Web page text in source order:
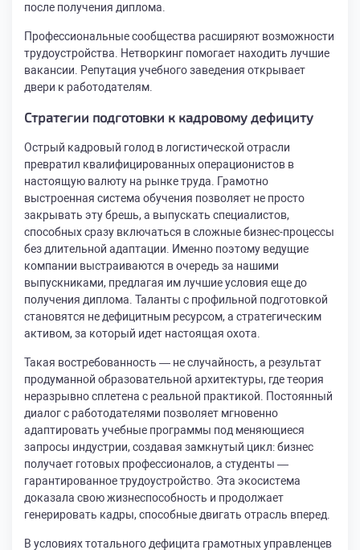
после получения диплома.
Профессиональные сообщества расширяют возможности
трудоустройства. Нетворкинг помогает находить лучшие
вакансии. Репутация учебного заведения открывает
двери к работодателям.
Стратегии подготовки к кадровому дефициту
Острый кадровый голод в логистической отрасли
превратил квалифицированных операционистов в
настоящую валюту на рынке труда. Грамотно
выстроенная система обучения позволяет не просто
закрывать эту брешь, а выпускать специалистов,
способных сразу включаться в сложные бизнес-процессы
без длительной адаптации. Именно поэтому ведущие
компании выстраиваются в очередь за нашими
выпускниками, предлагая им лучшие условия еще до
получения диплома. Таланты с профильной подготовкой
становятся не дефицитным ресурсом, а стратегическим
активом, за который идет настоящая охота.
Такая востребованность — не случайность, а результат
продуманной образовательной архитектуры, где теория
неразрывно сплетена с реальной практикой. Постоянный
диалог с работодателями позволяет мгновенно
адаптировать учебные программы под меняющиеся
запросы индустрии, создавая замкнутый цикл: бизнес
получает готовых профессионалов, а студенты —
гарантированное трудоустройство. Эта экосистема
доказала свою жизнеспособность и продолжает
генерировать кадры, способные двигать отрасль вперед.
В условиях тотального дефицита грамотных управленцев